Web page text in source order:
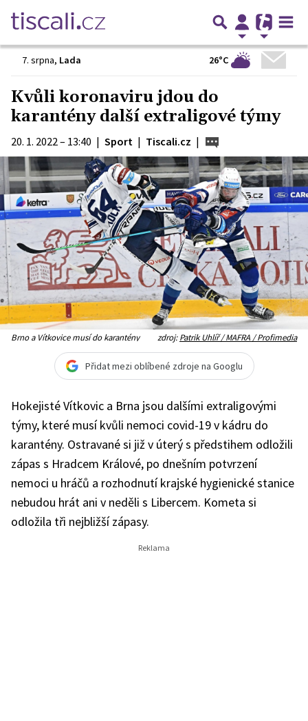
7. srpna, Lada 26°C
Kvůli koronaviru jdou do
karantény další extraligové týmy
20. 1. 2022 – 13:40 | Sport | Tiscali.cz |
Brno a Vítkovice musí do karantény zdroj:Patrik Uhlíř / MAFRA / Profimedia
Přidat mezi oblíbené zdroje na Googlu
Hokejisté Vítkovic a Brna jsou dalšími extraligovými
týmy, které musí kvůli nemoci covid-19 v kádru do
karantény. Ostravané si již v úterý s předstihem odložili
zápas s Hradcem Králové, po dnešním potvrzení
nemoci u hráčů a rozhodnutí krajské hygienické stanice
nebudou hrát ani v neděli s Libercem. Kometa si
odložila tři nejbližší zápasy.